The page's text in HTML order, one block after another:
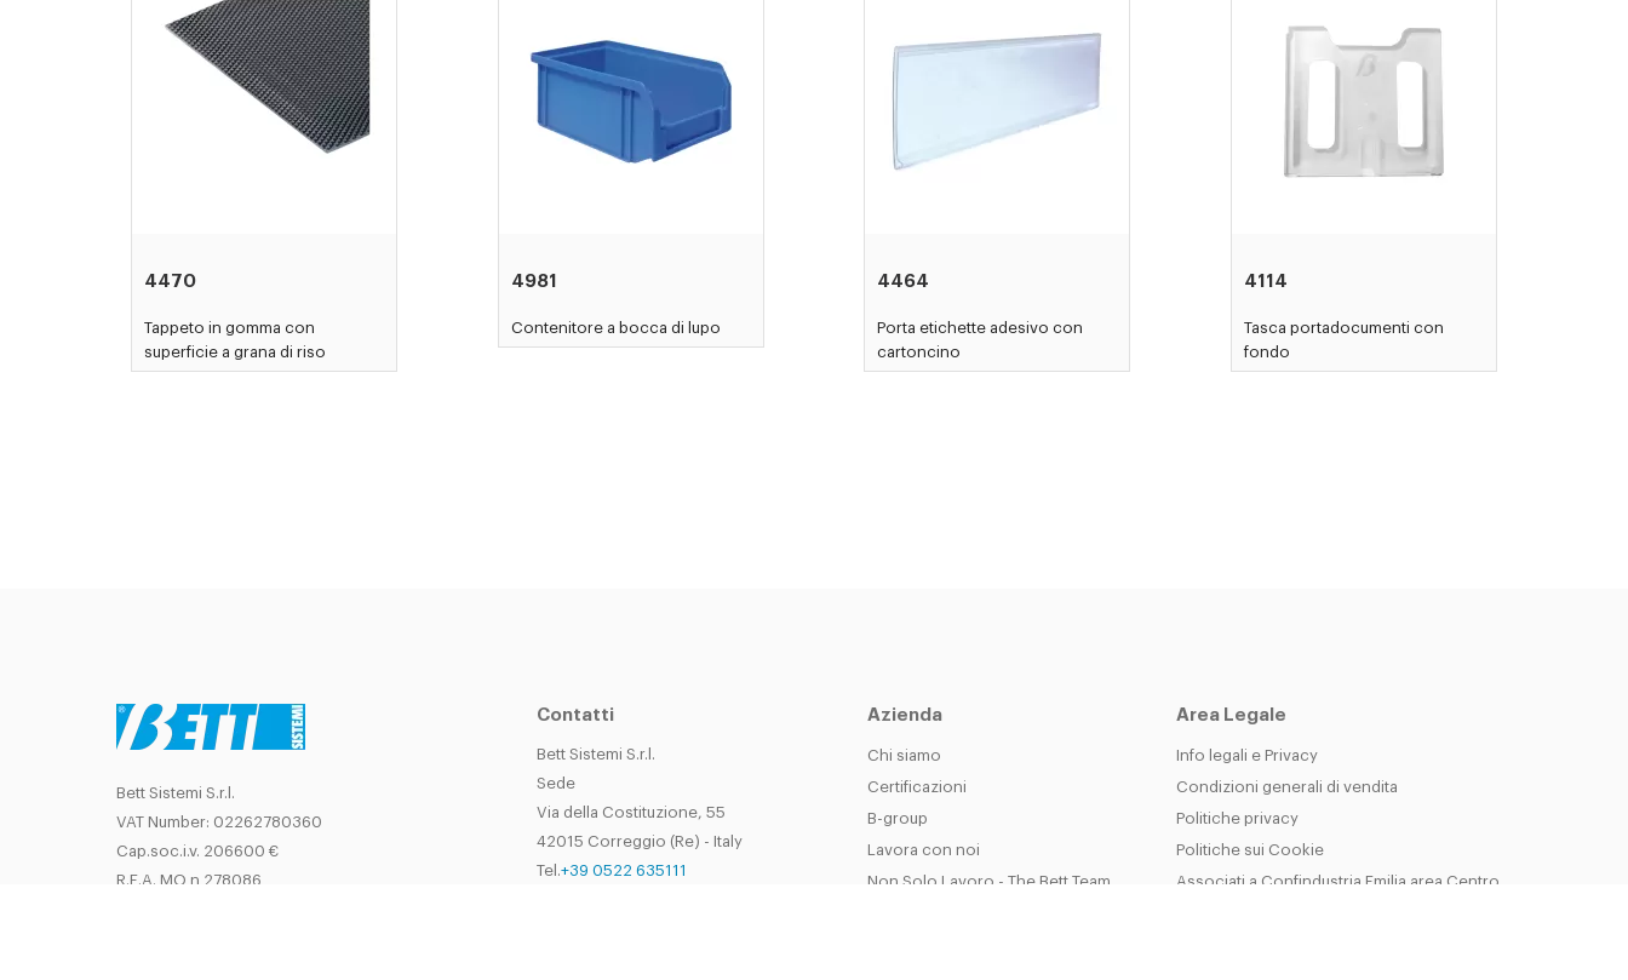
4470
Tappeto in gomma con
superficie a grana di riso
4981
Contenitore a bocca di lupo
4464
Porta etichette adesivo con
cartoncino
4114
Tasca portadocumenti con
fondo
Bett Sistemi S.r.l.
VAT Number: 02262780360
Cap.soc.i.v. 206600 €
R.E.A. MO n 278086
Contatti
Bett Sistemi S.r.l.
Sede
Via della Costituzione, 55
42015 Correggio (Re) - Italy
Tel.+39 0522 635111
Azienda
Chi siamo
Certificazioni
B-group
Lavora con noi
Non Solo Lavoro - The Bett Team
Area Legale
Info legali e Privacy
Condizioni generali di vendita
Politiche privacy
Politiche sui Cookie
Associati a Confindustria Emilia area Centro